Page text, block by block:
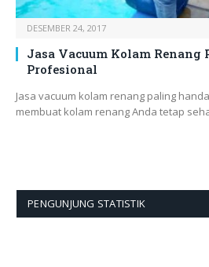
DESEMBER 24, 2017
Jasa Vacuum Kolam Renang
Profesional
Jasa vacuum kolam renang paling
membuat kolam renang Anda tetap
PENGUNJUNG STATISTIK